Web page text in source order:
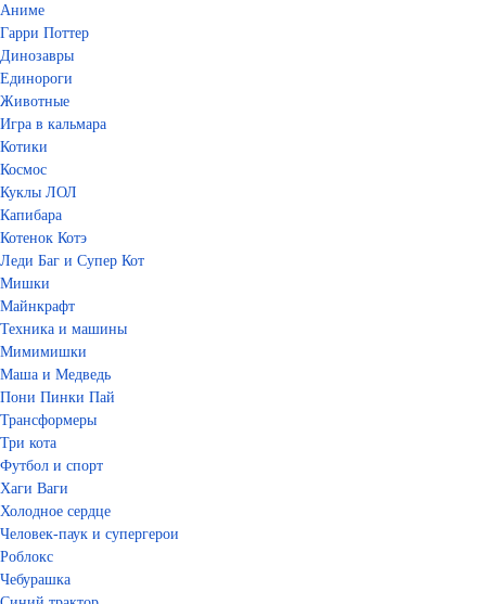
Аниме
Гарри Поттер
Динозавры
Единороги
Животные
Игра в кальмара
Котики
Космос
Куклы ЛОЛ
Капибара
Котенок Котэ
Леди Баг и Супер Кот
Мишки
Майнкрафт
Техника и машины
Мимимишки
Маша и Медведь
Пони Пинки Пай
Трансформеры
Три кота
Футбол и спорт
Хаги Ваги
Холодное сердце
Человек-паук и супергерои
Роблокс
Чебурашка